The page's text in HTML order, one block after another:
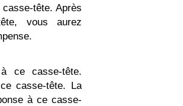
tête. Après
vous aurez
ce casse-tête.
casse-tête. La
à ce casse-